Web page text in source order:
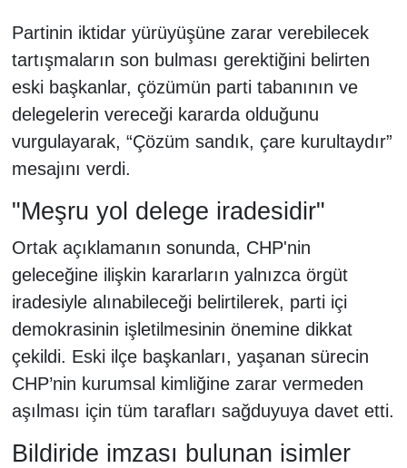
Partinin iktidar yürüyüşüne zarar verebilecek
tartışmaların son bulması gerektiğini belirten
eski başkanlar, çözümün parti tabanının ve
delegelerin vereceği kararda olduğunu
vurgulayarak, “Çözüm sandık, çare kurultaydır”
mesajını verdi.
"Meşru yol delege iradesidir"
Ortak açıklamanın sonunda, CHP'nin
geleceğine ilişkin kararların yalnızca örgüt
iradesiyle alınabileceği belirtilerek, parti içi
demokrasinin işletilmesinin önemine dikkat
çekildi. Eski ilçe başkanları, yaşanan sürecin
CHP’nin kurumsal kimliğine zarar vermeden
aşılması için tüm tarafları sağduyuya davet etti.
Bildiride imzası bulunan isimler